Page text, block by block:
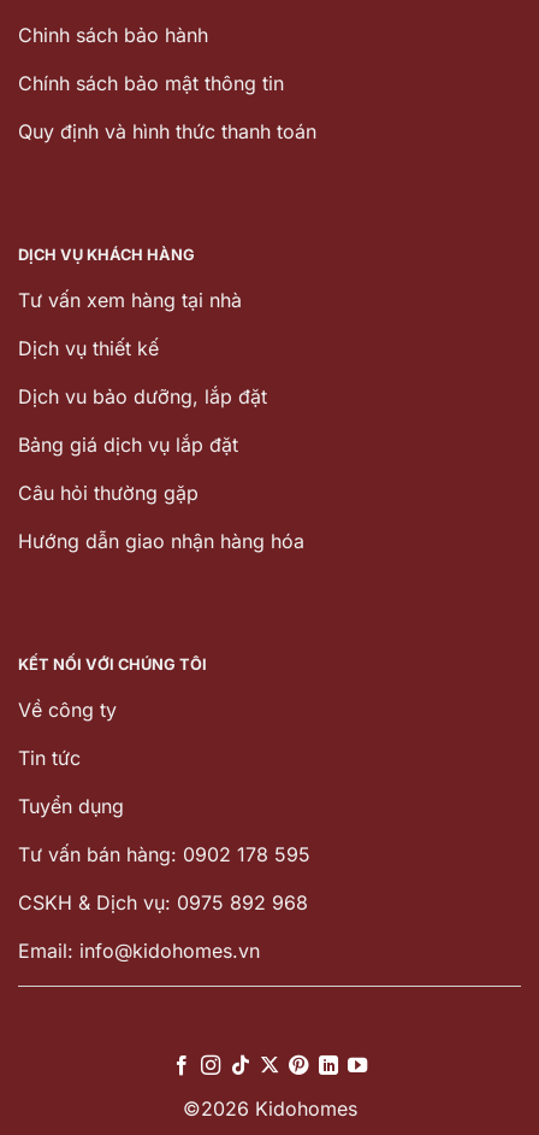
Chinh sách bảo hành
Chính sách bảo mật thông tin
Quy định và hình thức thanh toán
DỊCH VỤ KHÁCH HÀNG
Tư vấn xem hàng tại nhà
Dịch vụ thiết kế
Dịch vu bảo dưỡng, lắp đặt
Bảng giá dịch vụ lắp đặt
Câu hỏi thường gặp
Hướng dẫn giao nhận hàng hóa
KẾT NỐI VỚI CHÚNG TÔI
Về công ty
Tin tức
Tuyển dụng
Tư vấn bán hàng: 0902 178 595
CSKH & Dịch vụ: 0975 892 968
Email: info@kidohomes.vn
©2026 Kidohomes